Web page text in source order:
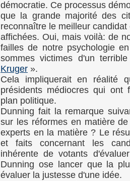
démocratie. Ce processus
que la grande majorité des
reconnaître le meilleur
affichées. Oui, mais voilà: de
failles de notre psychologie
sommes victimes d'un
Kruger ».
Cela impliquerait en réalité
présidents médiocres qui ont
plan politique.
Dunning fait la remarque
sur les réformes en matière
experts en la matière ? Le
et faits concernant les
inhérente de votants
Dunning ose lancer que la
évaluer la justesse d'une idée.